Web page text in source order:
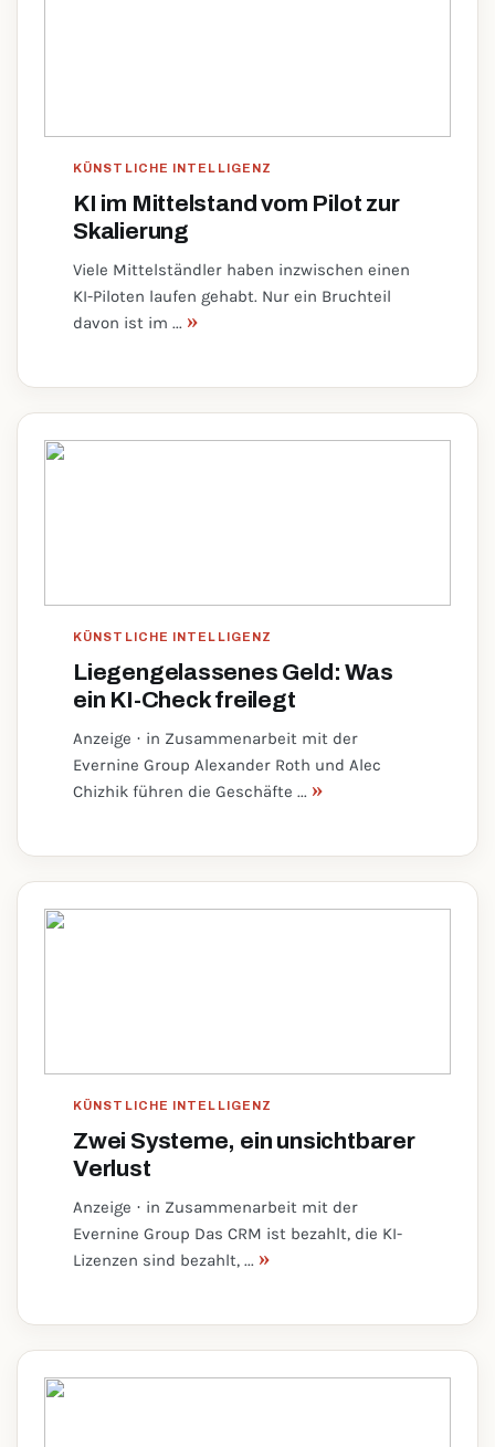
KÜNSTLICHE INTELLIGENZ
KI im Mittelstand vom Pilot zur
Skalierung
Viele Mittelständler haben inzwischen einen
KI-Piloten laufen gehabt. Nur ein Bruchteil
davon ist im ... »
KÜNSTLICHE INTELLIGENZ
Liegengelassenes Geld: Was
ein KI-Check freilegt
Anzeige · in Zusammenarbeit mit der
Evernine Group Alexander Roth und Alec
Chizhik führen die Geschäfte ... »
KÜNSTLICHE INTELLIGENZ
Zwei Systeme, ein unsichtbarer
Verlust
Anzeige · in Zusammenarbeit mit der
Evernine Group Das CRM ist bezahlt, die KI-
Lizenzen sind bezahlt, ... »